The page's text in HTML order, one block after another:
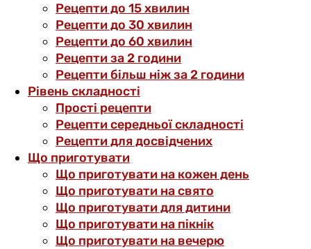
Рецепти до 15 хвилин
Рецепти до 30 хвилин
Рецепти до 60 хвилин
Рецепти за 2 години
Рецепти більш ніж за 2 години
Рівень складності
Прості рецепти
Рецепти середньої складності
Рецепти для досвідчених
Що приготувати
Що приготувати на кожен день
Що приготувати на свято
Що приготувати для дитини
Що приготувати на пікнік
Що приготувати на вечерю